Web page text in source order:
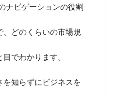
ナビゲーションの役割
、どのくらいの市場規
でわかります。
を知らずにビジネスを